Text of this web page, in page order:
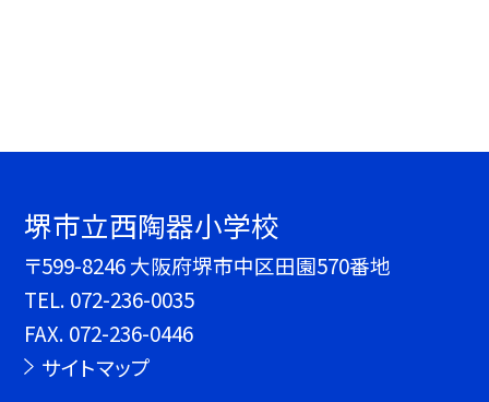
堺市立西陶器小学校
〒599-8246 大阪府堺市中区田園570番地
TEL. 072-236-0035
FAX. 072-236-0446
サイトマップ